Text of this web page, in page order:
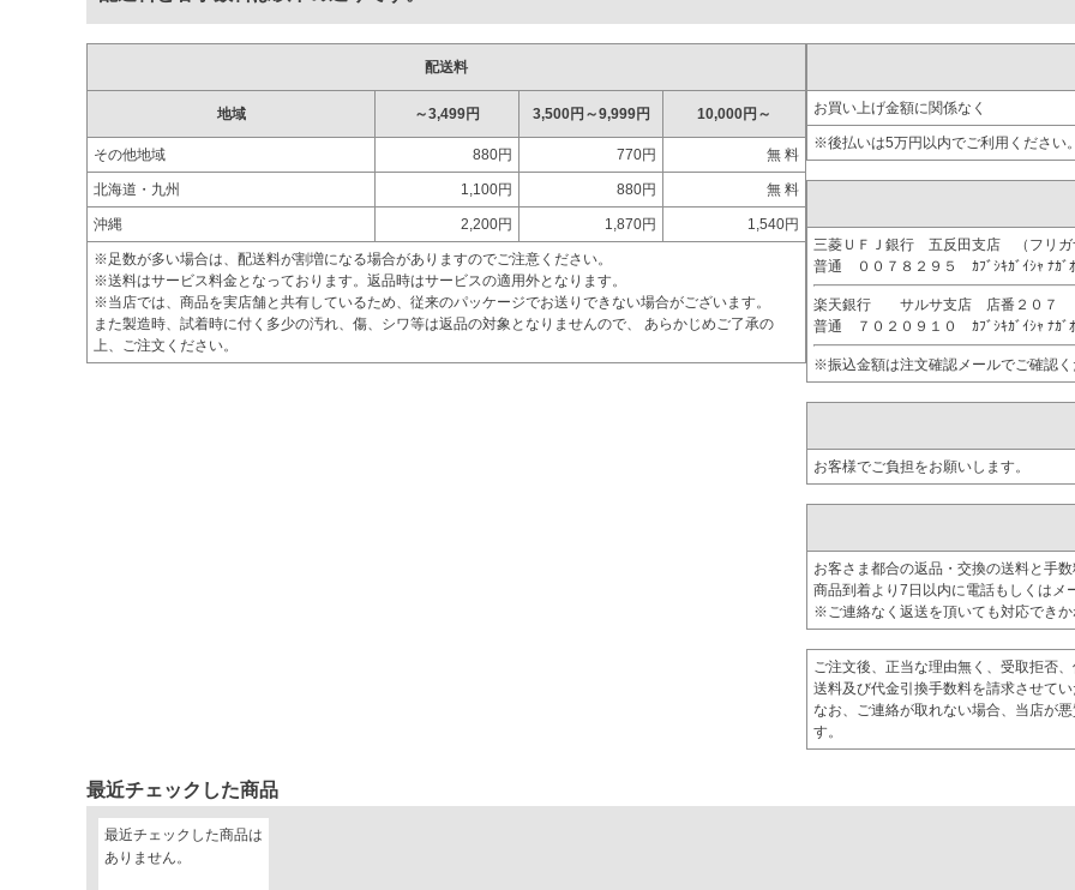
配送料
地域 ～3,499円 3,500円～9,999円 10,000円～
その他地域 880円 770円 無 料
北海道・九州 1,100円 880円 無 料
沖縄 2,200円 1,870円 1,540円
※足数が多い場合は、配送料が割増になる場合がありますのでご注意ください。
※送料はサービス料金となっております。返品時はサービスの適用外となります。
※当店では、商品を実店舗と共有しているため、従来のパッケージでお送りできない場合がございます。
また製造時、試着時に付く多少の汚れ、傷、シワ等は返品の対象となりませんので、 あらかじめご了承の
上、ご注文ください。
お買い上げ金額に関係なく
※後払いは5万円以内でご利用ください
三菱ＵＦＪ銀行 五反田支店 （フリ
普通 ００７８２９５ ｶﾌﾞｼｷｶﾞｲｼｬ ﾅｶﾞｵ
楽天銀行 サルサ支店 店番２０７
普通 ７０２０９１０ ｶﾌﾞｼｷｶﾞｲｼｬ ﾅｶﾞｵ
※振込金額は注文確認メールでご確認
お客様でご負担をお願いします。
お客さま都合の返品・交換の送料と手
商品到着より7日以内に電話もしくはメ
※ご連絡なく返送を頂いても対応でき
ご注文後、正当な理由無く、受取拒否
送料及び代金引換手数料を請求させて
なお、ご連絡が取れない場合、当店が
す。
最近チェックした商品
最近チェックした商品は
ありません。